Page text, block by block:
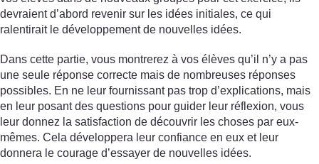
devraient d’abord revenir sur les idées initiales, ce qui
ralentirait le développement de nouvelles idées.
Dans cette partie, vous montrerez à vos élèves qu’il n’y a pas
une seule réponse correcte mais de nombreuses réponses
possibles. En ne leur fournissant pas trop d’explications, mais
en leur posant des questions pour guider leur réflexion, vous
leur donnez la satisfaction de découvrir les choses par eux-
mêmes. Cela développera leur confiance en eux et leur
donnera le courage d’essayer de nouvelles idées.